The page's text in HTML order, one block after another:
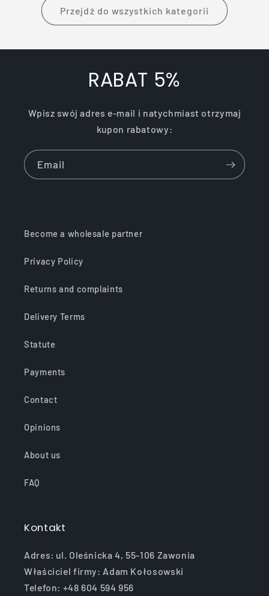
Przejdź do wszystkich kategorii
RABAT 5%
Wpisz swój adres e-mail i natychmiast otrzymaj
kupon rabatowy:
Email
Become a wholesale partner
Privacy Policy
Returns and complaints
Delivery Terms
Statute
Payments
Contact
Opinions
About us
FAQ
Kontakt
Adres: ul. Oleśnicka 4, 55-106 Zawonia
Właściciel firmy: Adam Kołosowski
Telefon: +48 604 594 956